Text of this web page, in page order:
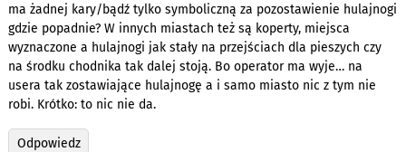
ma żadnej kary/bądź tylko symboliczną za pozostawienie hulajnogi
gdzie popadnie? W innych miastach też są koperty, miejsca
wyznaczone a hulajnogi jak stały na przejściach dla pieszych czy
na środku chodnika tak dalej stoją. Bo operator ma wyje… na
usera tak zostawiające hulajnogę a i samo miasto nic z tym nie
robi. Krótko: to nic nie da.
Odpowiedz